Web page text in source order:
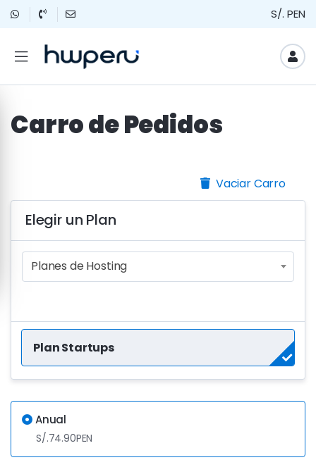
S/. PEN
Carro de Pedidos
Vaciar Carro
Elegir un Plan
Planes de Hosting
Plan Startups
Anual
S/.74.90PEN